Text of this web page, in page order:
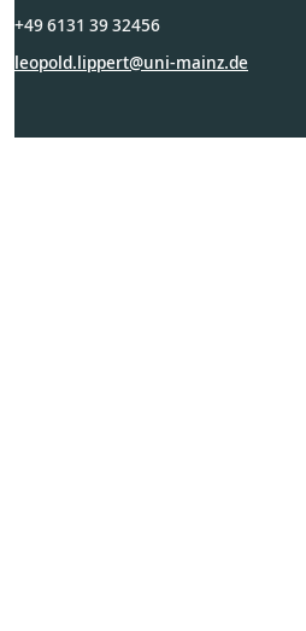
+49 6131 39 32456
leopold.lippert@uni-mainz.de